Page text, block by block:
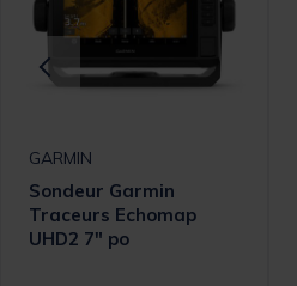
GARMIN
Sondeur Garmin
Traceurs Echomap
UHD2 7" po